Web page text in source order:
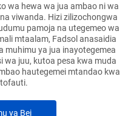
wa hewa wa jua ambao ni wa
viwanda. Hizi zilizochongwa
pamoja na utegemeo wa
mtaalam, Fadsol anasaidia
muhimu ya jua inayotegemea
wa juu, kutoa pesa kwa muda
hautegemei mtandao kwa
ya Bei